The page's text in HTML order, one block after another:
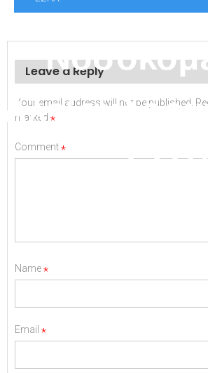
–
Leave a Reply
Your email address will not be published.
marked *
Comment*
Name*
Email *